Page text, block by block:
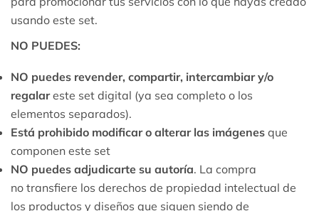
usando este set.
NO PUEDES:
NO puedes revender, compartir, intercambiar y/o
regalareste set digital (ya sea completo o los
elementos separados).
Está prohibido modificar o alterar las imágenes que
componen este set
NO puedes adjudicarte su autoría. La compra
no transfiere los derechos de propiedad intelectual de
los productos y diseños que siguen siendo de